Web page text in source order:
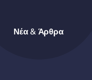
Νέα & Άρθρα